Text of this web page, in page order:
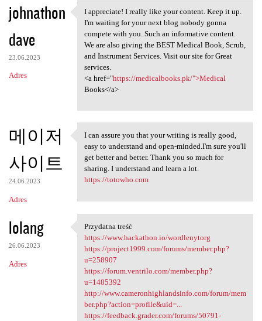
johnathon
dave
23.06.2023
Adres
I appreciate! I really like
I appreciate! I really like your content. Keep it up.
I'm waiting for your next blog nobody gonna
compete with you. Such an informative content.
We are also giving the BEST Medical Book, Scrub,
and Instrument Services. Visit our site for Great
services.
<a href="https://medicalbooks.pk/">Medical
Books</a>
메이저
사이트
24.06.2023
Adres
I can assure you that your
I can assure you that your writing is really good,
easy to understand and open-minded.I'm sure you'll
get better and better. Thank you so much for
sharing. I understand and learn a lot.
https://totowho.com
lolang
26.06.2023
Adres
Przydatna treść
Przydatna treść
https://www.hackathon.io/wordlenytorg
https://project1999.com/forums/member.php?
u=258907
https://forum.ventrilo.com/member.php?
u=1485392
http://www.cameronhighlandsinfo.com/forum/mem
ber.php?action=profile&uid=...
https://feedback.grader.com/forums/50791-